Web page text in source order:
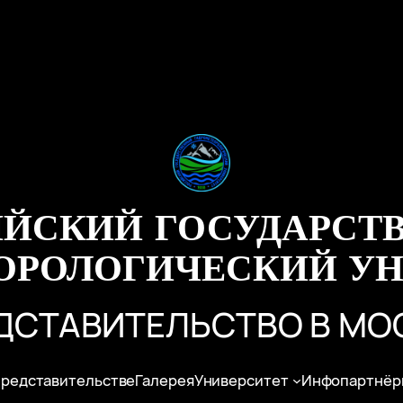
В
ГалереяУниверситет